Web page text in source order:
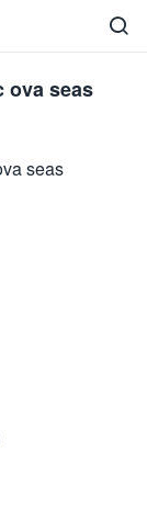

ova seas
seas